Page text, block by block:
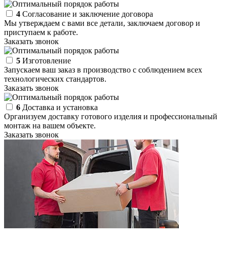
4 Согласование и заключение договора
Мы утверждаем с вами все детали, заключаем договор и
приступаем к работе.
Заказать звонок
5 Изготовление
Запускаем ваш заказ в производство с соблюдением всех
технологических стандартов.
Заказать звонок
6 Доставка и установка
Организуем доставку готового изделия и профессиональный
монтаж на вашем объекте.
Заказать звонок